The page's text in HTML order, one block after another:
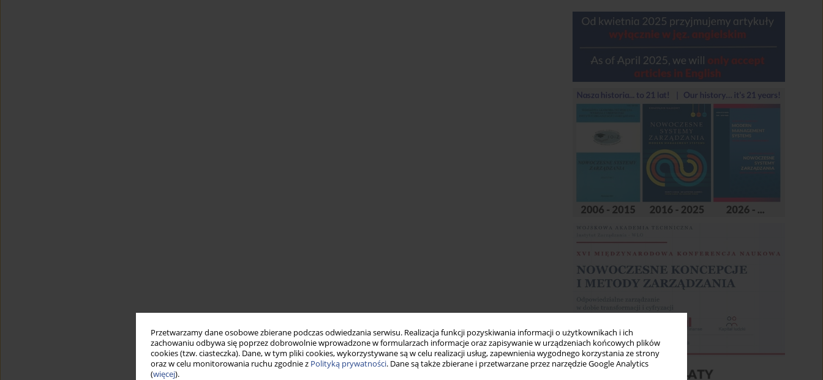
Przetwarzamy dane osobowe zbierane podczas odwiedzania serwisu. Realizacja funkcji pozyskiwania informacji o użytkownikach i ich
zachowaniu odbywa się poprzez dobrowolnie wprowadzone w formularzach informacje oraz zapisywanie w urządzeniach końcowych plików
cookies (tzw. ciasteczka). Dane, w tym pliki cookies, wykorzystywane są w celu realizacji usług, zapewnienia wygodnego korzystania ze strony
oraz w celu monitorowania ruchu zgodnie z Polityką prywatności. Dane są także zbierane i przetwarzane przez narzędzie Google Analytics
(więcej).